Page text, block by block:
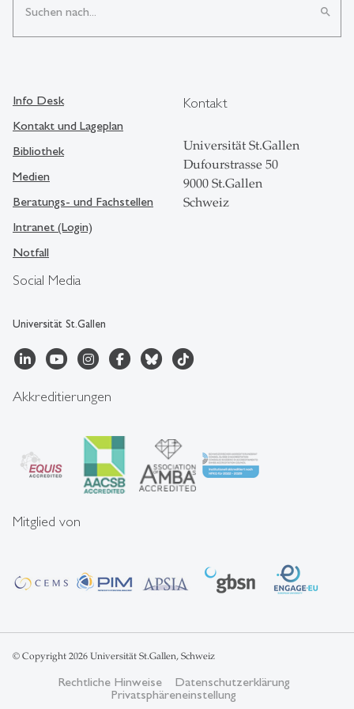
search
Social Media
Universität St.Gallen
Info Desk
Kontakt und Lageplan
Bibliothek
Medien
Beratungs- und Fachstellen
Intranet (Login)
Notfall
Kontakt
Universität St.Gallen
Dufourstrasse 50
9000 St.Gallen
Schweiz
Akkreditierungen
Mitglied von
© Copyright 2026 Universität St.Gallen, Schweiz
Rechtliche Hinweise
Datenschutzerklärung
Privatsphäreneinstellung